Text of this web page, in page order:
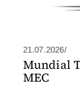
21.07.2026/
Mundial
MEC